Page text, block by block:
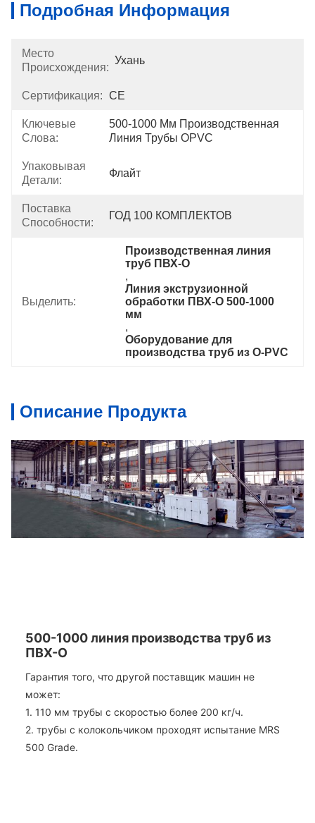
Подробная Информация
Место
Происхождения:
Ухань
Сертификация: CE
Ключевые
Слова:
500-1000 Мм Производственная
Линия Трубы OPVC
Упаковывая
Детали:
Флайт
Поставка
Способности:
ГОД 100 КОМПЛЕКТОВ
Выделить:
Производственная линия
труб ПВХ-О
,
Линия экструзионной
обработки ПВХ-О 500-1000
мм
,
Оборудование для
производства труб из O-PVC
Описание Продукта
500-1000 линия производства труб из
ПВХ-О
Гарантия того, что другой поставщик машин не
может:
1. 110 мм трубы с скоростью более 200 кг/ч.
2. трубы с колокольчиком проходят испытание MRS
500 Grade.